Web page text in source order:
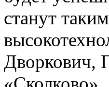
станут
Дворкович,